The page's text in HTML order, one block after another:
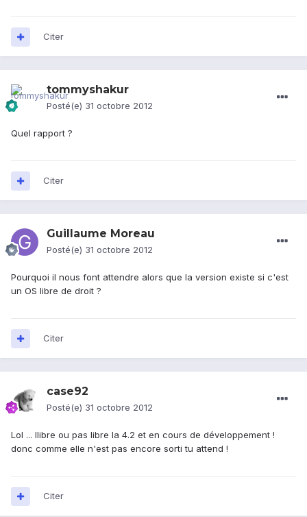
Citer
tommyshakur
Posté(e) 31 octobre 2012
Quel rapport ?
Citer
Guillaume Moreau
Posté(e) 31 octobre 2012
Pourquoi il nous font attendre alors que la version existe si c'est
un OS libre de droit ?
Citer
case92
Posté(e) 31 octobre 2012
Lol ... llibre ou pas libre la 4.2 et en cours de développement !
donc comme elle n'est pas encore sorti tu attend !
Citer